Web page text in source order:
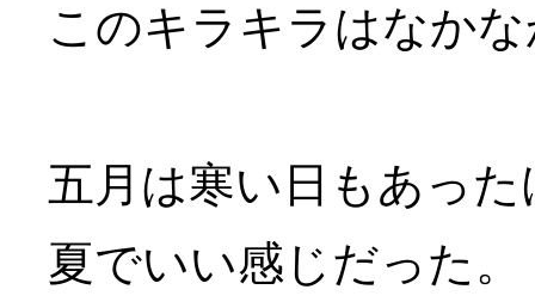
このキラキラはなか
五月は寒い日もあっ
夏でいい感じだった。